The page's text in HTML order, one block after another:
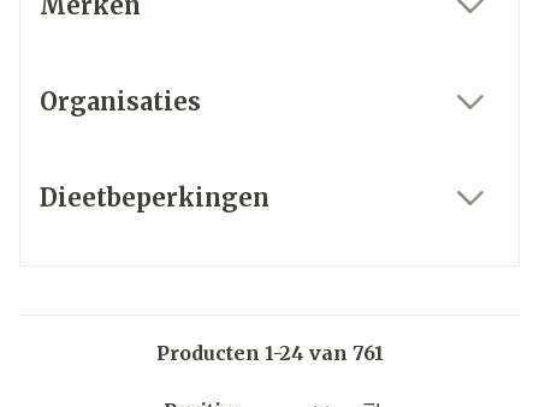
Organisaties
Dieetbeperkingen
Producten 1-24 van 761